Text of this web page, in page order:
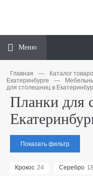
Меню
Главная — Каталог
Екатеринбурге
—
для столешниц в
Планки для
Показать фильтр
Крокос 24 Серебро 18